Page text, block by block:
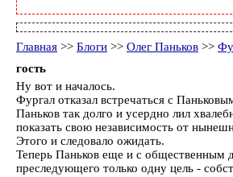
Главная >> Блоги >> Олег Паньков >>
гость
Ну вот и началось.
Фургал отказал встречаться с
Паньков так долго и усердно лил
показать свою независимость от
Этого и следовало ожидать.
Теперь Паньков еще и с общественным
преследующего только одну цель -